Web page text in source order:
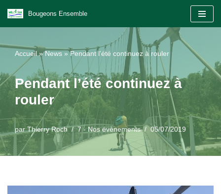
Aller
contenu
Bougeons Ensemble
Accueil »News »Pendant l’été continuez à rouler
Pendant l’été continuez à
rouler
parThierry Roch 7 - Nos évènements 05/07/2019